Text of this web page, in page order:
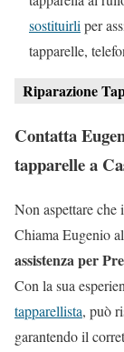
sostituirliper
tapparelle,
Riparazione
Contatta
tapparelle a
Non aspettare
Chiama Eugenio al
assistenza per
Con la sua
tapparellista, può
garantendo il